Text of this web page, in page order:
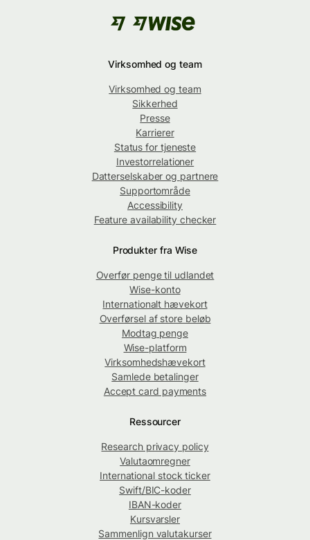
Virksomhed og team
Virksomhed og team
Sikkerhed
Presse
Karrierer
Status for tjeneste
Investorrelationer
Datterselskaber og partnere
Supportområde
Accessibility
Feature availability checker
Produkter fra Wise
Overfør penge til udlandet
Wise-konto
Internationalt hævekort
Overførsel af store beløb
Modtag penge
Wise-platform
Virksomhedshævekort
Samlede betalinger
Accept card payments
Ressourcer
Research privacy policy
Valutaomregner
International stock ticker
Swift/BIC-koder
IBAN-koder
Kursvarsler
Sammenlign valutakurser